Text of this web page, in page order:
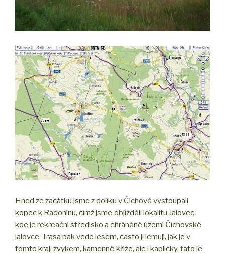
Hned ze začátku jsme z dolíku v Číchově vystoupali
kopec k Radonínu, čímž jsme objížděli lokalitu Jalovec,
kde je rekreační středisko a chráněné území Číchovské
jalovce. Trasa pak vede lesem, často ji lemují, jak je v
tomto kraji zvykem, kamenné kříže, ale i kapličky, tato je